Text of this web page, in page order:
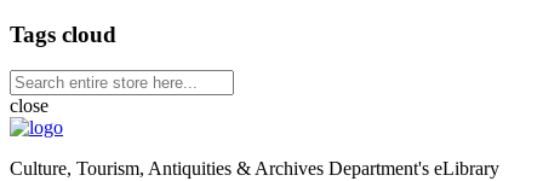
Tags cloud
close
Culture, Tourism, Antiquities & Archives Department's eLibrary